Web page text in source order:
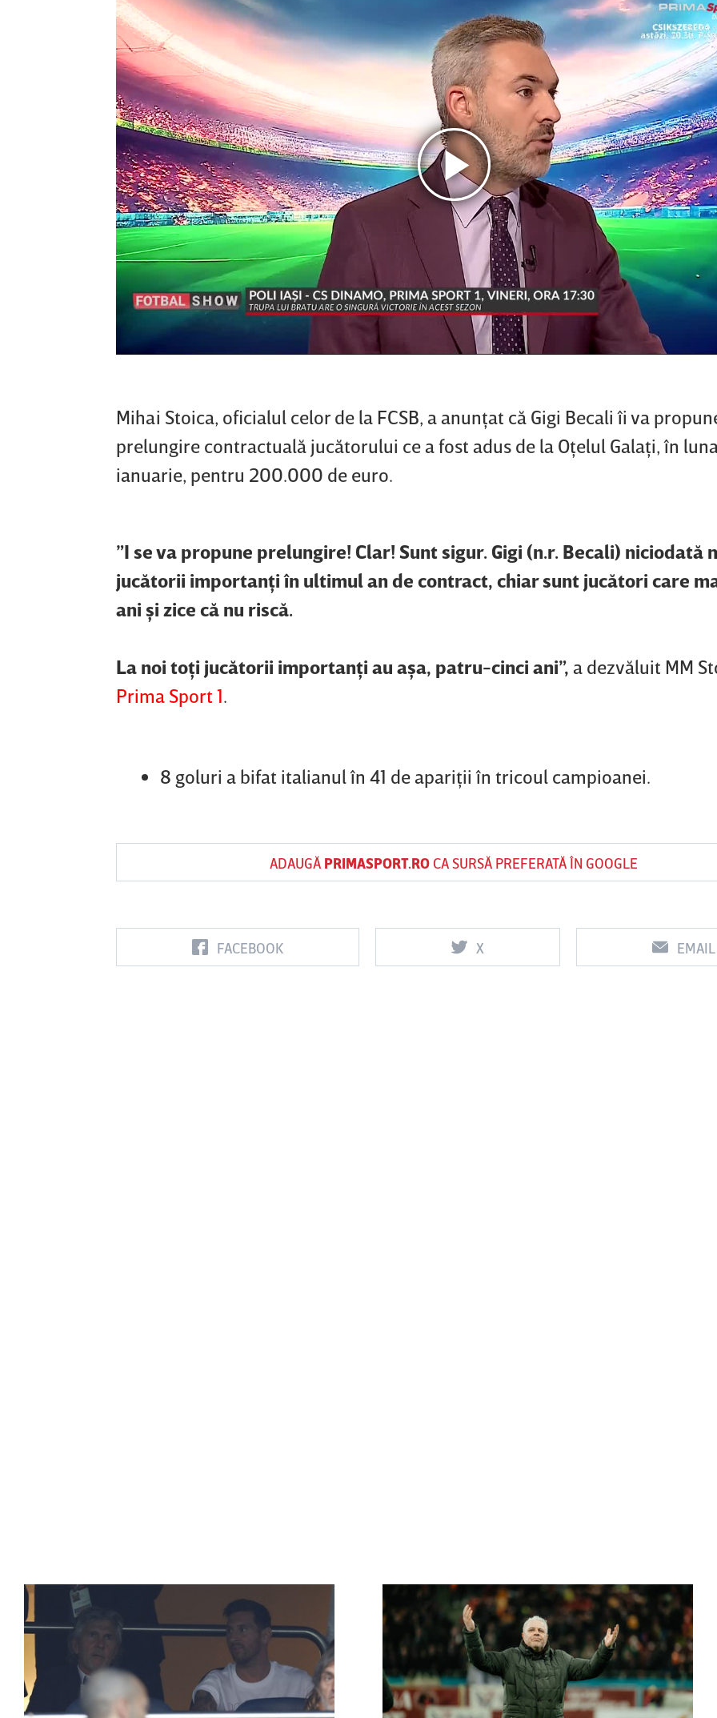
Mihai Stoica, oficialul celor de la FCSB, a anunţat că Gigi Becali îi va
prelungire contractuală jucătorului ce a fost adus de la Oţelul Galaţi, în luna
ianuarie, pentru 200.000 de euro.
”I se va propune prelungire! Clar! Sunt sigur. Gigi (n.r. Becali) niciodată
jucătorii importanţi în ultimul an de contract, chiar sunt jucători care
ani şi zice că nu riscă.
La noi toţi jucătorii importanţi au aşa, patru-cinci ani”, a dezvăluit MM
Prima Sport 1.
8 goluri a bifat italianul în 41 de apariţii în tricoul campioanei.
ADAUGĂ PRIMASPORT.ROCA SURSĂ PREFERATĂ ÎN GOOGLE
FACEBOOK X EMAIL